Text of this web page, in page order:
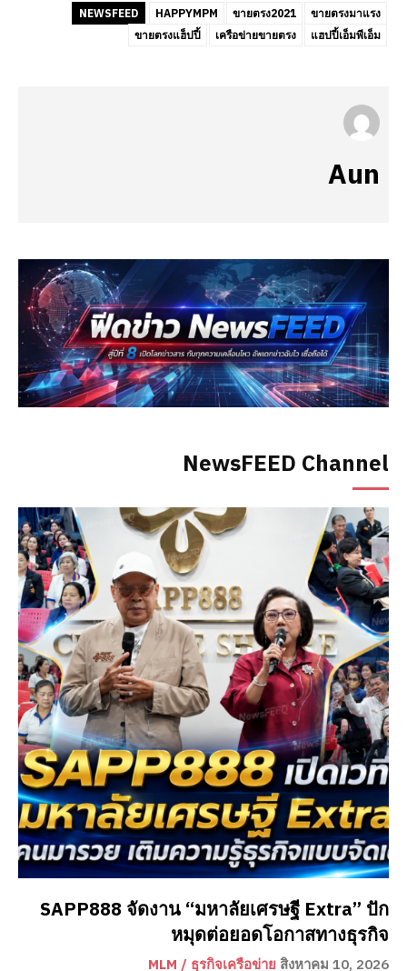
NewsFEED Channel
SAPP888 จัดงาน “มหาลัยเศรษฐี Extra” ปัก
หมุดต่อยอดโอกาสทางธุรกิจ
MLM / ธุรกิจเครือข่าย สิงหาคม 10, 2026
NEWSFEED HAPPYMPM ขายตรง2021
ขายตรงมาแรง
ขายตรงแฮ็ปปี้
เครือข่ายขายตรง แฮปปี้เอ็มพีเอ็ม
Aun